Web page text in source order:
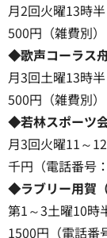
月2回火曜13時
500円（雑費別
◆歌声コーラス
月3回土曜13時
500円（雑費別
◆若林スポーツ
月3回火曜11～
千円（電話番号
◆ラブリー用賀
第1～3土曜10
1500円（電話番